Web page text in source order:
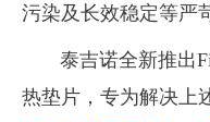
污染及长效稳定等严
泰吉诺全新推出
热垫片，专为解决上